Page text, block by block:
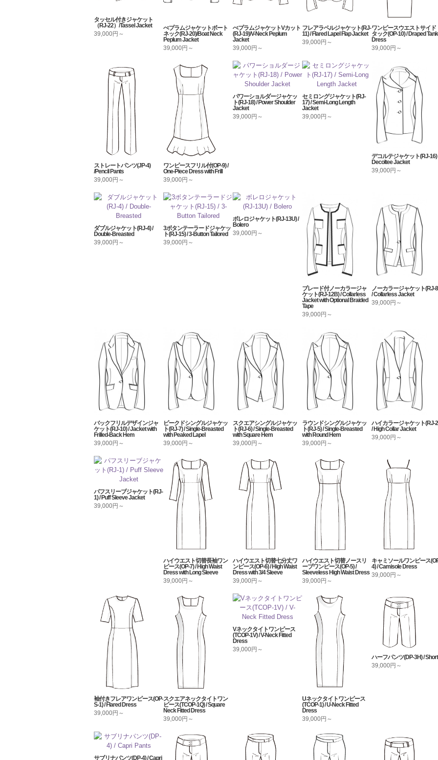
タッセル付きジャケット
（RJ-22）/Tassel Jacket
39,000円～
ぺプラムジャケットボート
ネック(RJ-20)/Boat Neck
Peplum Jacket
39,000円～
ぺプラムジャケットVカット
(RJ-19)/V-Neck Peplum
Jacket
39,000円～
フレアラペルジャケット(RJ-
11) / Flared Lapel Flap Jacket
39,000円～
ワンピースウエストサイド
タック(OP-10) / Draped Tank
Dress
39,000円～
ストレートパンツ(JP-4)
/Pencil Pants
39,000円～
ワンピースフリル付(OP-9) /
One-Piece Dress with Frill
39,000円～
パワーショルダージャケッ
ト(RJ-18) / Power Shoulder
Jacket
39,000円～
セミロングジャケット(RJ-
17) / Semi-Long Length
Jacket
39,000円～
デコルテジャケット(RJ-16)
Decoltee Jacket
39,000円～
ダブルジャケット(RJ-4) /
Double-Breasted
39,000円～
3ボタンテーラードジャケッ
ト(RJ-15) / 3-Button Tailored
39,000円～
ボレロジャケット(RJ-13U) /
Bolero
39,000円～
ブレード付ノーカラージャ
ケット(RJ-12B) / Collarless
Jacket with Optional Braided
Tape
39,000円～
ノーカラージャケット(RJ-
/ Collarless Jacket
39,000円～
バックフリルデザインジャ
ケット(RJ-10) / Jacket with
Frilled-Back Hem
39,000円～
ピークドシングルジャケッ
ト(RJ-7) / Single-Breasted
with Peaked Lapel
39,000円～
スクエアシングルジャケッ
ト(RJ-6) / Single-Breasted
with Square Hem
39,000円～
ラウンドシングルジャケッ
ト(RJ-5) / Single-Breasted
with Round Hem
39,000円～
ハイカラージャケット(RJ-
/ High Collar Jacket
39,000円～
パフスリーブジャケット(RJ-
1) / Puff Sleeve Jacket
39,000円～
ハイウエスト切替長袖ワン
ピース(OP-7) / High Waist
Dress with Long Sleeve
39,000円～
ハイウエスト切替七分丈ワ
ンピース(OP-6) / High Waist
Dress with 3/4 Sleeve
39,000円～
ハイウエスト切替ノースリ
ーブワンピース(OP-5) /
Sleeveless High Waist Dress
39,000円～
キャミソールワンピース
4) / Camisole Dress
39,000円～
袖付きフレアワンピース(OP-
S-1) / Flared Dress
39,000円～
スクエアネックタイトワン
ピース(TCOP-1Q) / Square
Neck Fitted Dress
39,000円～
Vネックタイトワンピース
(TCOP-1V) / V-Neck Fitted
Dress
39,000円～
Uネックタイトワンピース
(TCOP-1) / U-Neck Fitted
Dress
39,000円～
ハーフパンツ(DP-3H) /
39,000円～
サブリナパンツ(DP-4) / Capri